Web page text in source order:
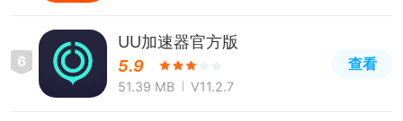
6
UU加速器官方版
5.9
51.39 MB V11.2.7
查看